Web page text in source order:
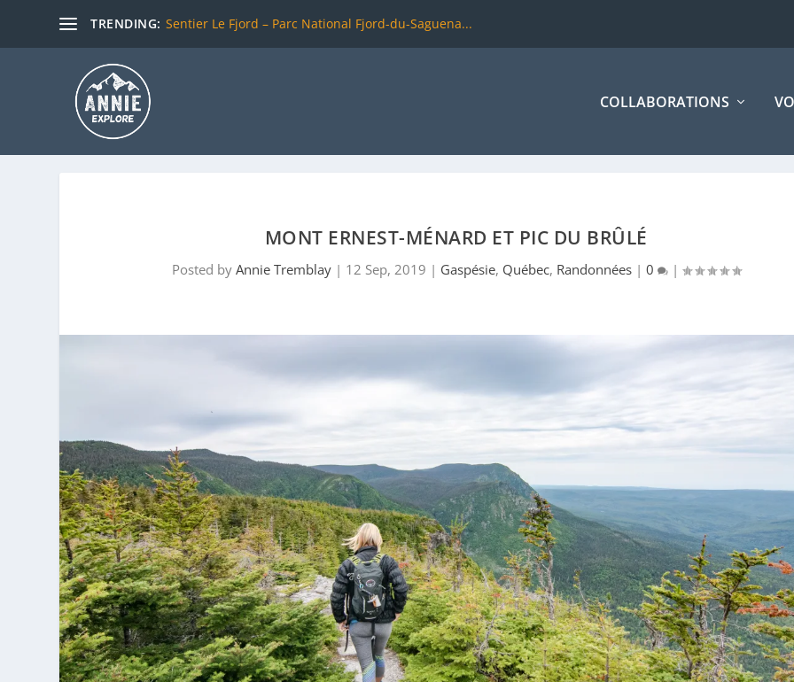
TRENDING: Sentier Le Fjord – Parc National Fjord-du-Saguena...
COLLABORATIONS
MONT ERNEST-MÉNARD ET PIC DU BRÛLÉ
Posted by Annie Tremblay| 12 Sep, 2019 | Gaspésie, Québec, Randonnées| 0 |